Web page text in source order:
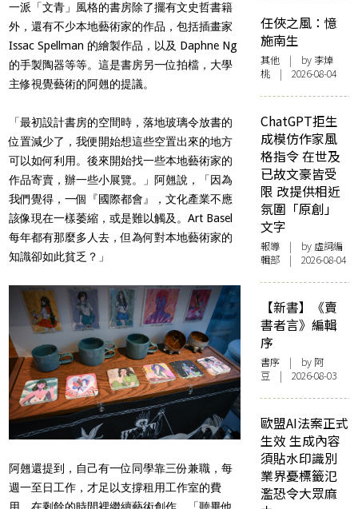
一派「文青」風格的書房除了擺有文史哲書籍
外，還有不少本地藝術家的作品，包括插畫家
Issac Spellman 的繪製作品，以及 Daphne Ng
的手製陶器等等。這是書房另一位拍檔，大學
主修視覺藝術的阿翹的提議。
「最初設計書房的空間時，落地玻璃令放書的
位置減少了，我便開始想這些空置出來的地方
可以如何利用。後來開始找一些本地藝術家的
作品寄賣，辦一些小展覽。」阿翹說，「因為
我們覺得，一個『國際都會』，文化產業不應
該像現在一樣萎縮，或是難以觸及。Art Basel
每年都有那麼多人去，但為何對本地藝術家的
知識卻如此貧乏？」
阿翹還提到，自己有一位同學靠三份兼職，每
週一至日工作，才足以支撐租用工作室的費
任俠之風：憶
施南生
其他 | by 李焯
桃 | 2026-08-04
ChatGPT拒生
成模仿作家風
格指令 在世及
已故文豪皆受
限 改提供相近
氛圍「原創」
文字
報導 | by 虛詞編
輯部 | 2026-08-04
【新書】《賣
書者言》編輯
序
書序 | by 阿
豆 | 2026-08-03
歐盟AI法案正式
生效 生成內容
須貼水印識別
業界憂標籤氾
濫恐令大眾麻